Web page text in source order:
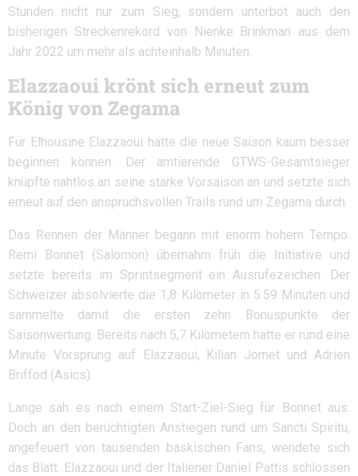
Stunden nicht nur zum Sieg, sondern unterbot auch den
bisherigen Streckenrekord von Nienke Brinkman aus dem
Jahr 2022 um mehr als achteinhalb Minuten.
Elazzaoui krönt sich erneut zum
König von Zegama
Für Elhousine Elazzaoui hätte die neue Saison kaum besser
beginnen können. Der amtierende GTWS-Gesamtsieger
knüpfte nahtlos an seine starke Vorsaison an und setzte sich
erneut auf den anspruchsvollen Trails rund um Zegama durch.
Das Rennen der Männer begann mit enorm hohem Tempo.
Remi Bonnet (Salomon) übernahm früh die Initiative und
setzte bereits im Sprintsegment ein Ausrufezeichen. Der
Schweizer absolvierte die 1,8 Kilometer in 5:59 Minuten und
sammelte damit die ersten zehn Bonuspunkte der
Saisonwertung. Bereits nach 5,7 Kilometern hatte er rund eine
Minute Vorsprung auf Elazzaoui, Kilian Jornet und Adrien
Briffod (Asics).
Lange sah es nach einem Start-Ziel-Sieg für Bonnet aus.
Doch an den berüchtigten Anstiegen rund um Sancti Spiritu,
angefeuert von tausenden baskischen Fans, wendete sich
das Blatt. Elazzaoui und der Italiener Daniel Pattis schlossen